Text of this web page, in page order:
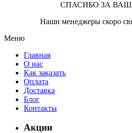
СПАСИБО ЗА ВАШ
Наши менеджеры скоро
Меню
Главная
О нас
Как заказать
Оплата
Доставка
Блог
Контакты
Акции